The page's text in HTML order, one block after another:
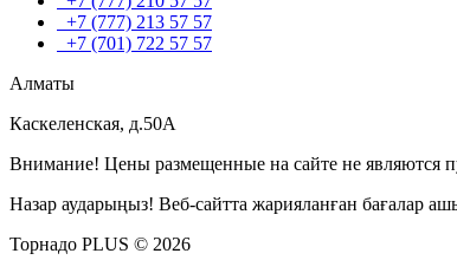
+7 (777) 213 57 57
+7 (701) 722 57 57
Алматы
Каскеленская, д.50А
Внимание! Цены размещенные на сайте не являются
Назар аударыңыз! Веб-сайтта жарияланған бағалар
Торнадо PLUS © 2026